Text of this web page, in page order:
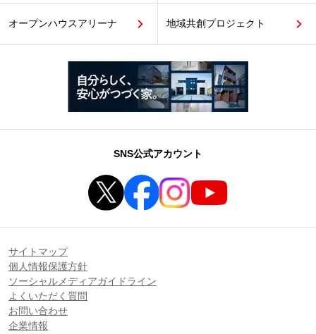
オープンハウスアリーナ 地域共創プロジェクト
SNS公式アカウント
サイトマップ
個人情報保護方針
ソーシャルメディアガイドライン
よくいただく質問
お問い合わせ
企業情報